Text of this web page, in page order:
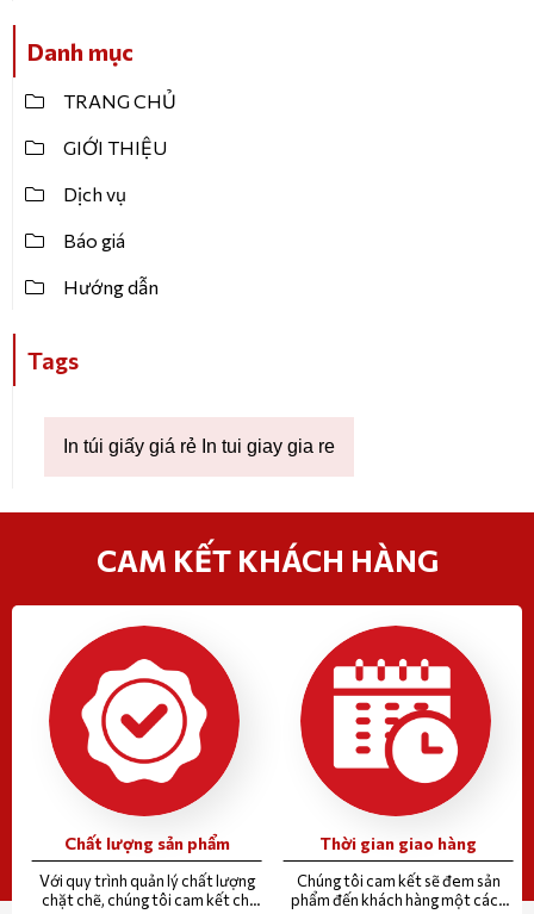
Danh mục
TRANG CHỦ
GIỚI THIỆU
Dịch vụ
Báo giá
Hướng dẫn
Tags
In túi giấy giá rẻ In tui giay gia re
CAM KẾT KHÁCH HÀNG
Chất lượng sản phẩm
Với quy trình quản lý chất lượng
chặt chẽ, chúng tôi cam kết chỉ
Thời gian giao hàng
Chúng tôi cam kết sẽ đem sản
phẩm đến khách hàng một cách